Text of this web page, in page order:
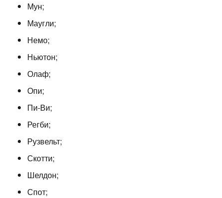
Мун;
Маугли;
Немо;
Ньютон;
Олаф;
Опи;
Пи-Ви;
Регби;
Рузвельт;
Скотти;
Шелдон;
Спот;